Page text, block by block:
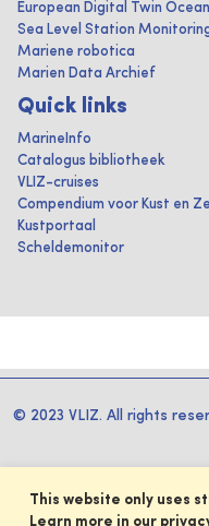
European Digital Twin Ocean
Sea Level Station
Mariene robotica
Marien Data Archief
Quick links
MarineInfo
Catalogus bibliotheek
VLIZ-cruises
Compendium voor Kust en
Kustportaal
Scheldemonitor
© 2023 VLIZ. All rights
This website only uses
Learn more in our